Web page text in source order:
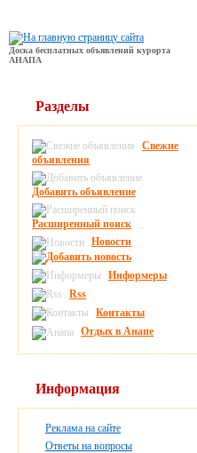
Доска бесплатных объявлений курорта
АНАПА
Разделы
Свежие
объявления
Добавить объявление
Расширенный поиск
Новости
Информеры
Rss
Контакты
Отдых в Анапе
Информация
Реклама на сайте
Ответы на вопросы